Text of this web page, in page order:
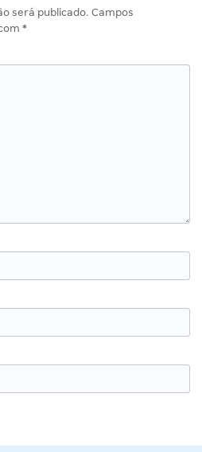
será publicado. Campos
*